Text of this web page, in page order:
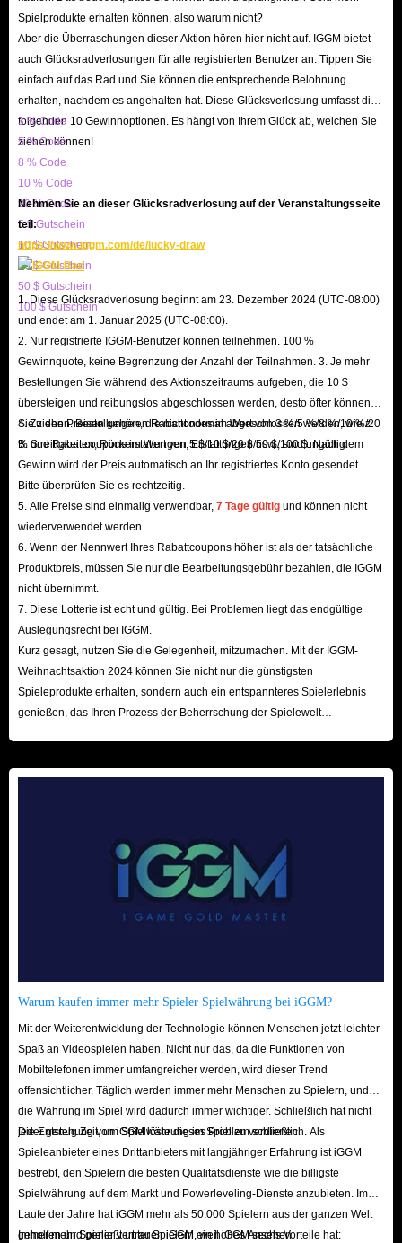
Spielprodukte erhalten können, also warum nicht?
Aber die Überraschungen dieser Aktion hören hier nicht auf. IGGM bietet
auch Glücksradverlosungen für alle registrierten Benutzer an. Tippen Sie
einfach auf das Rad und Sie können die entsprechende Belohnung
erhalten, nachdem es angehalten hat. Diese Glücksverlosung umfasst die
folgenden 10 Gewinnoptionen. Es hängt von Ihrem Glück ab, welchen Sie
ziehen können!
3 % Code
5 % Code
8 % Code
10 % Code
20 % Code
5 $ Gutschein
10 $ Gutschein
20 $ Gutschein
50 $ Gutschein
100 $ Gutschein
Nehmen Sie an dieser Glücksradverlosung auf der Veranstaltungsseite
teil:
https://www.iggm.com/de/lucky-draw
1. Diese Glücksradverlosung beginnt am 23. Dezember 2024 (UTC-08:00)
und endet am 1. Januar 2025 (UTC-08:00).
2. Nur registrierte IGGM-Benutzer können teilnehmen. 100 %
Gewinnquote, keine Begrenzung der Anzahl der Teilnahmen. 3. Je mehr
Bestellungen Sie während des Aktionszeitraums aufgeben, die 10 $
übersteigen und reibungslos abgeschlossen werden, desto öfter können
Sie ziehen. Bestellungen, die nicht normal abgeschlossen werden, wie z.
B. Streitigkeiten, Rückerstattungen, Erstattungen usw., sind ungültig.
4. Zu den Preisen gehören Rabattcodes im Wert von 3 %/5 %/8 %/10 %/20
% und Rabattcoupons im Wert von 5 $/10 $/20 $/50 $/100 $. Nach dem
Gewinn wird der Preis automatisch an Ihr registriertes Konto gesendet.
Bitte überprüfen Sie es rechtzeitig.
5. Alle Preise sind einmalig verwendbar, 7 Tage gültig und können nicht
wiederverwendet werden.
6. Wenn der Nennwert Ihres Rabattcoupons höher ist als der tatsächliche
Produktpreis, müssen Sie nur die Bearbeitungsgebühr bezahlen, die IGGM
nicht übernimmt.
7. Diese Lotterie ist echt und gültig. Bei Problemen liegt das endgültige
Auslegungsrecht bei IGGM.
Kurz gesagt, nutzen Sie die Gelegenheit, mitzumachen. Mit der IGGM-
Weihnachtsaktion 2024 können Sie nicht nur die günstigsten
Spieleprodukte erhalten, sondern auch ein entspannteres Spielerlebnis
genießen, das Ihren Prozess der Beherrschung der Spielewelt
Warum kaufen immer mehr Spieler Spielwährung bei iGGM?
Mit der Weiterentwicklung der Technologie können Menschen jetzt leichter
Spaß an Videospielen haben. Nicht nur das, da die Funktionen von
Mobiltelefonen immer umfangreicher werden, wird dieser Trend
offensichtlicher. Täglich werden immer mehr Menschen zu Spielern, und
die Währung im Spiel wird dadurch immer wichtiger. Schließlich hat nicht
jeder genug Zeit, um Spielwährung im Spiel zu verdienen.
Die Entstehung von iGGM löste dieses Problem schließlich. Als
Spieleanbieter eines Drittanbieters mit langjähriger Erfahrung ist iGGM
bestrebt, den Spielern die besten Qualitätsdienste wie die billigste
Spielwährung auf dem Markt und Powerleveling-Dienste anzubieten. Im
Laufe der Jahre hat iGGM mehr als 50.000 Spielern aus der ganzen Welt
geholfen und genießt unter Spielern ein hohes Ansehen.
Immer mehr Spieler vertrauen iGGM, weil iGGM sechs Vorteile hat: